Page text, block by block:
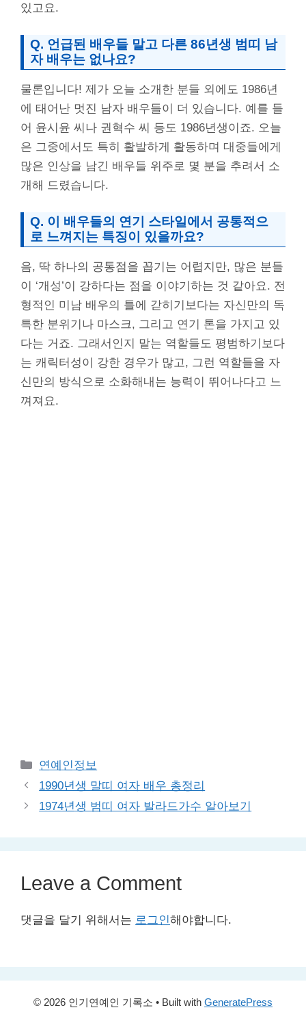
있고요.
Q. 언급된 배우들 말고 다른 86년생 범띠 남
자 배우는 없나요?
물론입니다! 제가 오늘 소개한 분들 외에도 1986년
에 태어난 멋진 남자 배우들이 더 있습니다. 예를 들
어 윤시윤 씨나 권혁수 씨 등도 1986년생이죠. 오늘
은 그중에서도 특히 활발하게 활동하며 대중들에게
많은 인상을 남긴 배우들 위주로 몇 분을 추려서 소
개해 드렸습니다.
Q. 이 배우들의 연기 스타일에서 공통적으
로 느껴지는 특징이 있을까요?
음, 딱 하나의 공통점을 꼽기는 어렵지만, 많은 분들
이 ‘개성’이 강하다는 점을 이야기하는 것 같아요. 전
형적인 미남 배우의 틀에 갇히기보다는 자신만의 독
특한 분위기나 마스크, 그리고 연기 톤을 가지고 있
다는 거죠. 그래서인지 맡는 역할들도 평범하기보다
는 캐릭터성이 강한 경우가 많고, 그런 역할들을 자
신만의 방식으로 소화해내는 능력이 뛰어나다고 느
껴져요.
Categories
연예인정보
1990년생 말띠 여자 배우 총정리
1974년생 범띠 여자 발라드가수 알아보기
Leave a Comment
댓글을 달기 위해서는 로그인해야합니다.
© 2026 인기연예인 기록소 • Built with GeneratePress